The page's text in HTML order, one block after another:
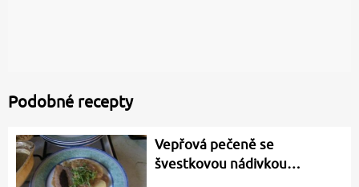
Podobné recepty
Vepřová pečeně se
švestkovou nádivkou…